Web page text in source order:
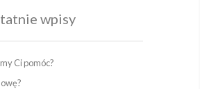
wpisy
Ci pomóc?